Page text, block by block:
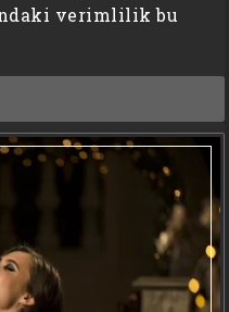
verimlilik bu